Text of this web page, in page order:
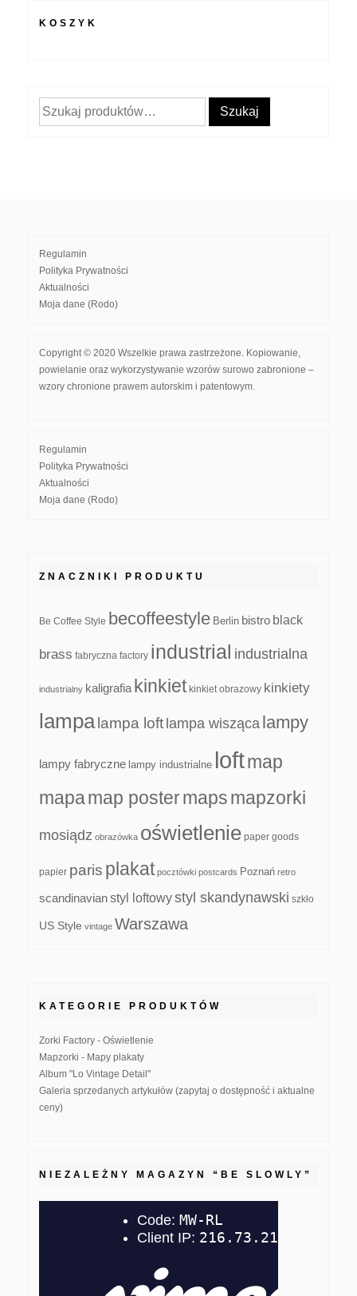
KOSZYK
Szukaj: Szukaj
Regulamin
Polityka Prywatności
Aktualności
Moja dane (Rodo)
Copyright © 2020 Wszelkie prawa zastrzeżone. Kopiowanie,
powielanie oraz wykorzystywanie wzorów surowo zabronione –
wzory chronione prawem autorskim i patentowym.
Regulamin
Polityka Prywatności
Aktualności
Moja dane (Rodo)
ZNACZNIKI PRODUKTU
Be Coffee Style becoffeestyle Berlin bistro black
brass fabryczna factory industrial industrialna
industrialny kaligrafia kinkiet kinkiet obrazowy kinkiety
lampa lampa loft lampa wisząca lampy
lampy fabryczne lampy industrialne loftmap
mapamap postermapsmapzorki
mosiądz obrazówka oświetlenie paper goods
papier paris plakat pocztówki postcards Poznań retro
scandinavianstyl loftowystyl skandynawski szkło
US Style vintage Warszawa
KATEGORIE PRODUKTÓW
Zorki Factory - Oświetlenie
Mapzorki - Mapy plakaty
Album "Lo Vintage Detail"
Galeria sprzedanych artykułów (zapytaj o dostępność i aktualne
ceny)
NIEZALEŻNY MAGAZYN “BE SLOWLY”